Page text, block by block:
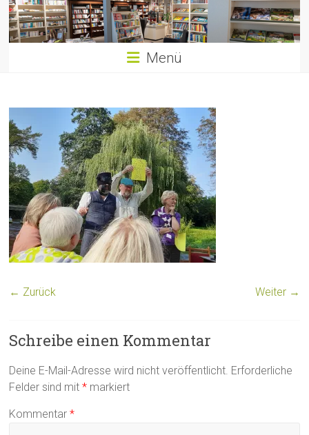
Menü
← Zurück Weiter →
Schreibe einen Kommentar
Deine E-Mail-Adresse wird nicht veröffentlicht. Erforderliche
Felder sind mit* markiert
Kommentar*